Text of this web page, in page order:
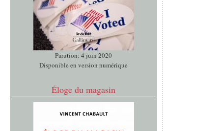
Parution: 4 juin 2020
Disponible en version numérique
Éloge du magasin